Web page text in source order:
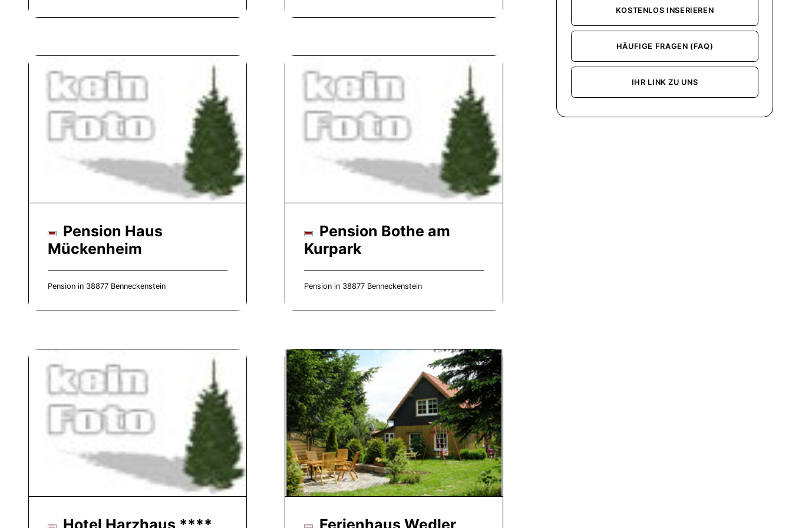
Pension Haus
Mückenheim
Pension in 38877 Benneckenstein
Pension Bothe am
Kurpark
Pension in 38877 Benneckenstein
Hotel Harzhaus **** Ferienhaus Wedler
KOSTENLOS INSERIEREN
HÄUFIGE FRAGEN (FAQ)
IHR LINK ZU UNS